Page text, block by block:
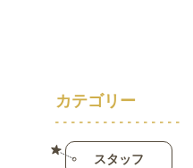
カテゴリー
スタッフ